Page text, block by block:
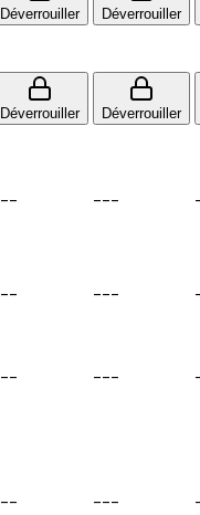
Déverrouiller Déverrouiller
Déverrouiller Déverrouiller
-- ---
-- ---
-- ---
-- ---